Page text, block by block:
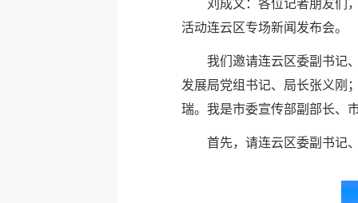
刘成文：各位记者朋友们
活动连云区专场新闻发布会。
我们邀请连云区委副书记
发展局党组书记、局长张义刚
瑞。我是市委宣传部副部长、
首先，请连云区委副书记